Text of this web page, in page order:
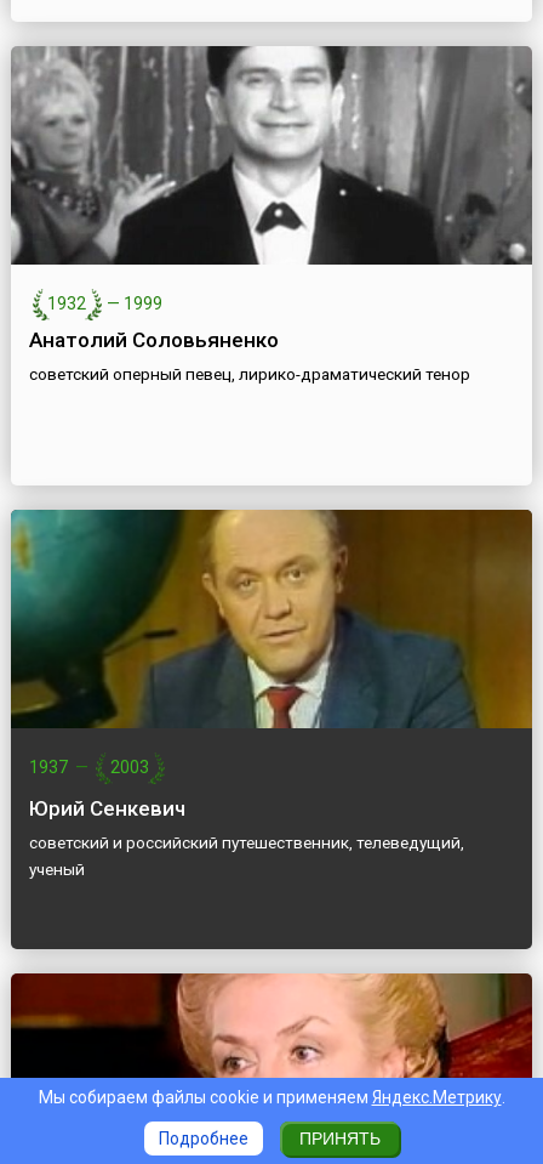
1932 — 1999
Анатолий Соловьяненко
советский оперный певец, лирико-драматический тенор
1937 — 2003
Юрий Сенкевич
советский и российский путешественник, телеведущий,
ученый
Мы собираем файлы cookie и применяем Яндекс.Метрику.
Подробнее ПРИНЯТЬ